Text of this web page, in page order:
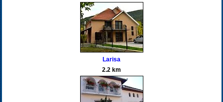
Larisa
2.2 km